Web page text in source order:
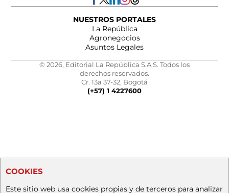
NUESTROS PORTALES
La República
Agronegocios
Asuntos Legales
© 2026, Editorial La República S.A.S. Todos los
derechos reservados.
Cr. 13a 37-32, Bogotá
(+57) 1 4227600
COOKIES
Este sitio web usa cookies propias y de terceros para analizar